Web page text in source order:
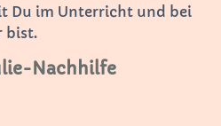
Du im Unterricht und bei
bist.
Nachhilfe